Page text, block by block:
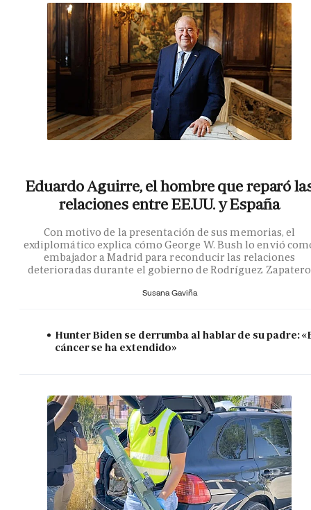
Eduardo Aguirre, el hombre que reparó
relaciones entre EE.UU. y España
Con motivo de la presentación de sus memorias, el
exdiplomático explica cómo George W. Bush lo envió
embajador a Madrid para reconducir las relaciones
deterioradas durante el gobierno de Rodríguez Zapatero
Susana Gaviña
Hunter Biden se derrumba al hablar de su padre:
cáncer se ha extendido»